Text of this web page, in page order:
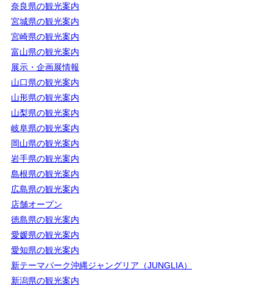
奈良県の観光案内
宮城県の観光案内
宮崎県の観光案内
富山県の観光案内
展示・企画展情報
山口県の観光案内
山形県の観光案内
山梨県の観光案内
岐阜県の観光案内
岡山県の観光案内
岩手県の観光案内
島根県の観光案内
広島県の観光案内
店舗オープン
徳島県の観光案内
愛媛県の観光案内
愛知県の観光案内
新テーマパーク沖縄ジャングリア（JUNGLIA）
新潟県の観光案内